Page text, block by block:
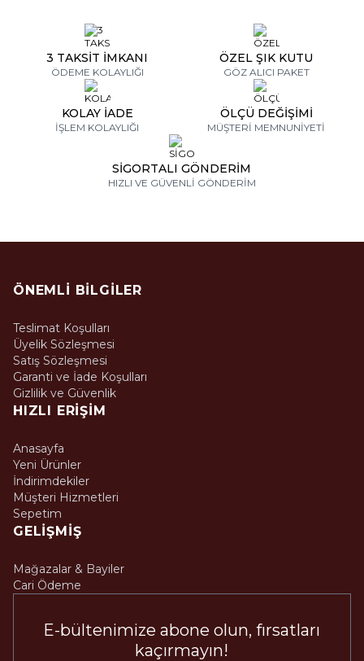
3 TAKSİT İMKANI
ÖDEME KOLAYLIĞI
ÖZEL ŞIK KUTU
GÖZ ALICI PAKET
KOLAY İADE
İŞLEM KOLAYLIĞI
ÖLÇÜ DEĞİŞİMİ
MÜŞTERİ MEMNUNİYETİ
SİGORTALI GÖNDERİM
HIZLI VE GÜVENLİ GÖNDERİM
ÖNEMLI BILGILER
Teslimat Koşulları
Üyelik Sözleşmesi
Satış Sözleşmesi
Garanti ve İade Koşulları
Gizlilik ve Güvenlik
HIZLI ERIŞIM
Anasayfa
Yeni Ürünler
İndirimdekiler
Müşteri Hizmetleri
Sepetim
GELIŞMIŞ
Mağazalar & Bayiler
Cari Ödeme
E-bültenimize abone olun, fırsatları
kaçırmayın!